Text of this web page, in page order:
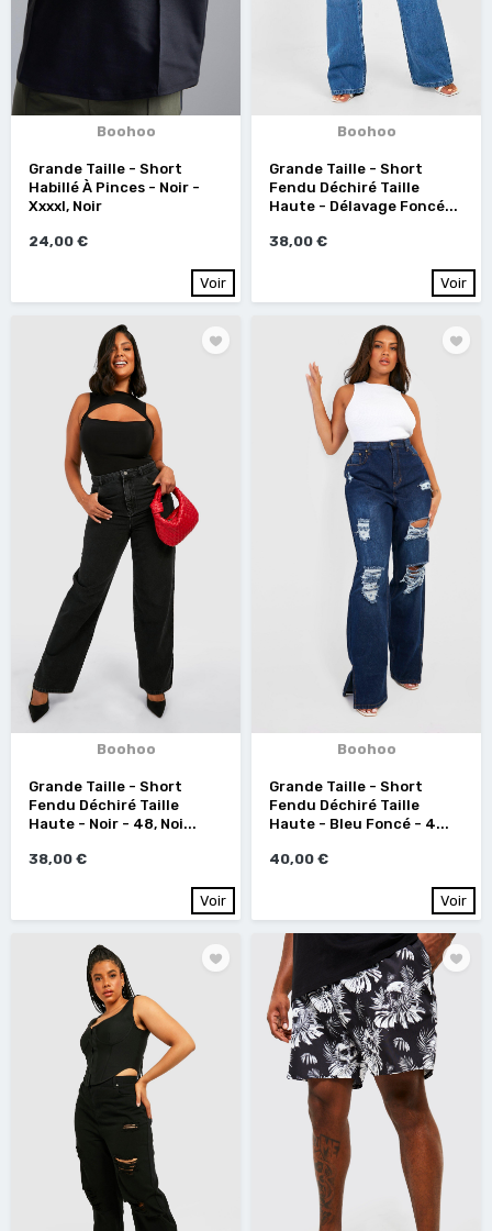
Boohoo
Grande Taille - Short
Habillé À Pinces - Noir -
Xxxxl, Noir
24,00 €
Voir
Boohoo
Grande Taille - Short
Fendu Déchiré Taille
Haute - Délavage Foncé...
38,00 €
Voir
Boohoo
Grande Taille - Short
Fendu Déchiré Taille
Haute - Noir - 48, Noi...
38,00 €
Voir
Boohoo
Grande Taille - Short
Fendu Déchiré Taille
Haute - Bleu Foncé - 4...
40,00 €
Voir